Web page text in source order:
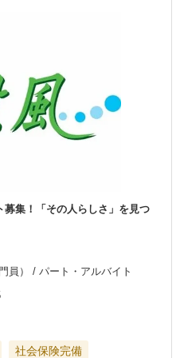
募集！「その人らしさ」を見つ
員） / パート・アルバイト
社会保険完備